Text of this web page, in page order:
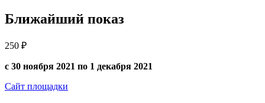
Ближайший показ
250 ₽
с 30 ноября 2021 по 1 декабря 2021
Сайт площадки